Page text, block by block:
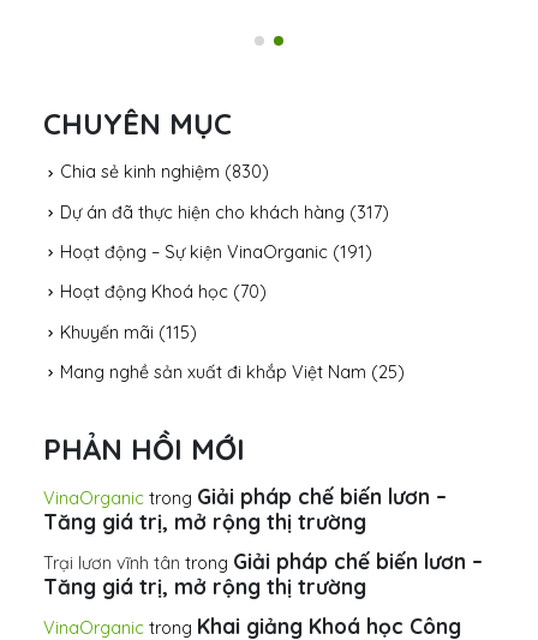
CHUYÊN MỤC
Chia sẻ kinh nghiệm (830)
Dự án đã thực hiện cho khách hàng (317)
Hoạt động – Sự kiện VinaOrganic (191)
Hoạt động Khoá học (70)
Khuyến mãi (115)
Mang nghề sản xuất đi khắp Việt Nam (25)
PHẢN HỒI MỚI
VinaOrganic trong Giải pháp chế biến lươn –
Tăng giá trị, mở rộng thị trường
Trại lươn vĩnh tân trong Giải pháp chế biến lươn –
Tăng giá trị, mở rộng thị trường
VinaOrganic trong Khai giảng Khoá học Công